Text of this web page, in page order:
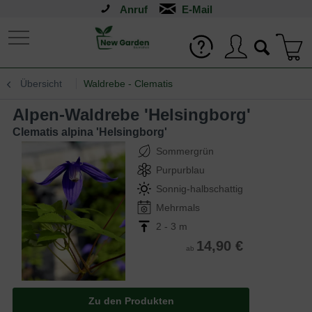
Anruf
Übersicht Waldrebe - Clematis
Alpen-Waldrebe 'Helsingborg'
Clematis alpina 'Helsingborg'
Sommergrün
Purpurblau
Sonnig-halbschattig
Mehrmals
2 - 3 m
ab 14,90 €
Zu den Produkten